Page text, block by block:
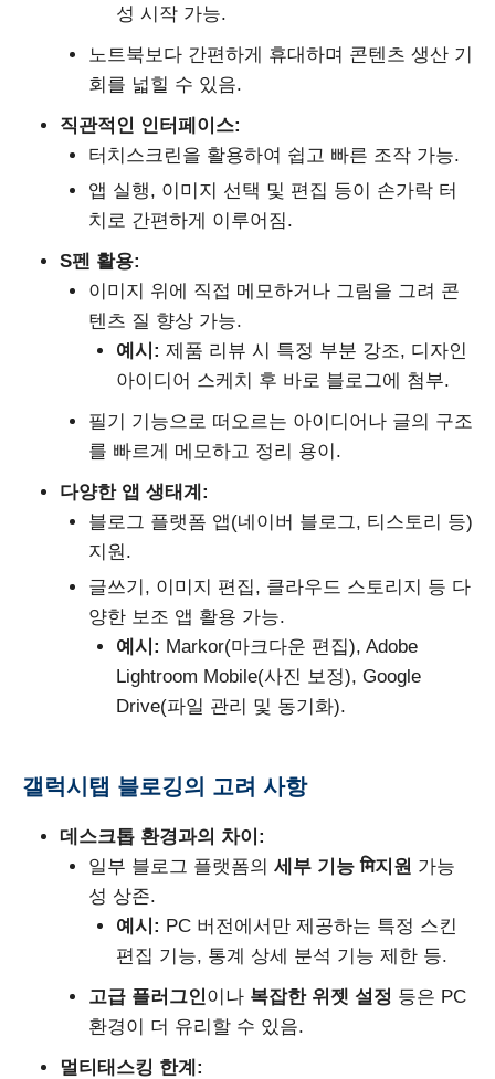
성 시작 가능.
노트북보다 간편하게 휴대하며 콘텐츠 생산 기
회를 넓힐 수 있음.
직관적인 인터페이스:
터치스크린을 활용하여 쉽고 빠른 조작 가능.
앱 실행, 이미지 선택 및 편집 등이 손가락 터
치로 간편하게 이루어짐.
S펜 활용:
이미지 위에 직접 메모하거나 그림을 그려 콘
텐츠 질 향상 가능.
예시: 제품 리뷰 시 특정 부분 강조, 디자인
아이디어 스케치 후 바로 블로그에 첨부.
필기 기능으로 떠오르는 아이디어나 글의 구조
를 빠르게 메모하고 정리 용이.
다양한 앱 생태계:
블로그 플랫폼 앱(네이버 블로그, 티스토리 등)
지원.
글쓰기, 이미지 편집, 클라우드 스토리지 등 다
양한 보조 앱 활용 가능.
예시: Markor(마크다운 편집), Adobe
Lightroom Mobile(사진 보정), Google
Drive(파일 관리 및 동기화).
갤럭시탭 블로깅의 고려 사항
데스크톱 환경과의 차이:
일부 블로그 플랫폼의 세부 기능 मि지원 가능
성 상존.
예시: PC 버전에서만 제공하는 특정 스킨
편집 기능, 통계 상세 분석 기능 제한 등.
고급 플러그인이나 복잡한 위젯 설정 등은 PC
환경이 더 유리할 수 있음.
멀티태스킹 한계: